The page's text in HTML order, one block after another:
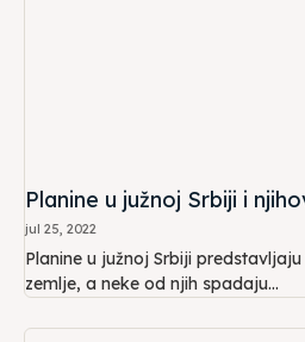
Planine u južnoj Srbiji i
jul 25, 2022
Planine u južnoj Srbiji
zemlje, a neke od njih spadaju...